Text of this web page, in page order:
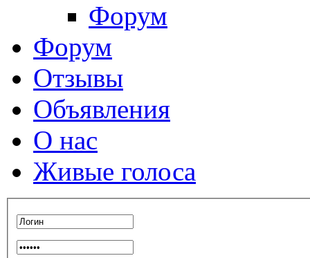
Форум
Форум
Отзывы
Объявления
О нас
Живые голоса